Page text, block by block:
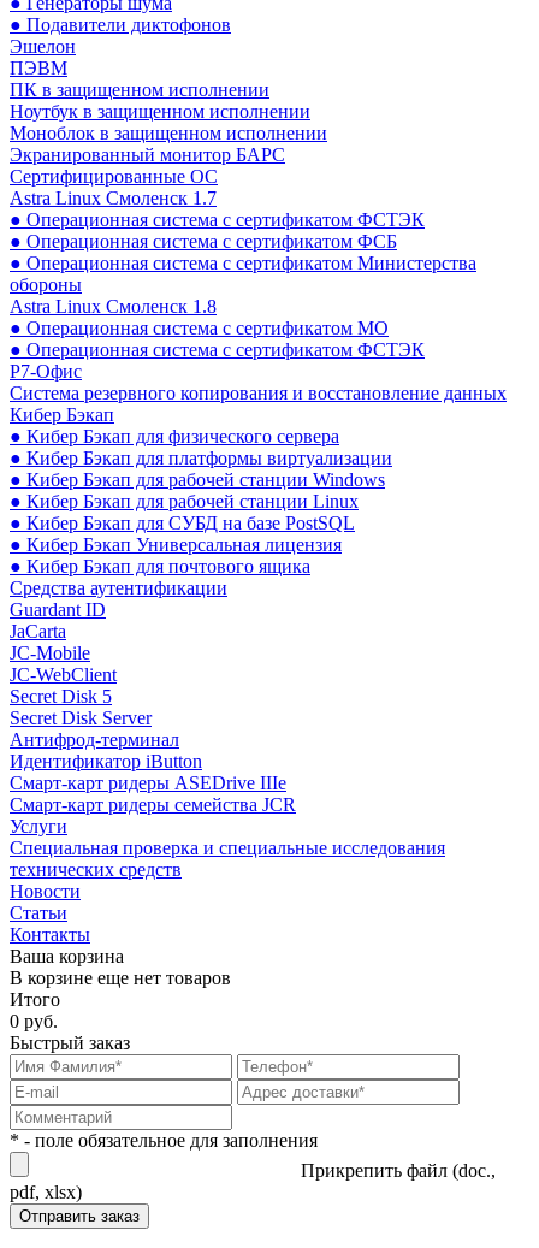
● Подавители диктофонов
Эшелон
ПЭВМ
ПК в защищенном исполнении
Ноутбук в защищенном исполнении
Моноблок в защищенном исполнении
Экранированный монитор БАРС
Сертифицированные ОС
Astra Linux Смоленск 1.7
● Операционная система с сертификатом ФСТЭК
● Операционная система с сертификатом ФСБ
● Операционная система с сертификатом Министерства
обороны
Astra Linux Смоленск 1.8
● Операционная система с сертификатом МО
● Операционная система с сертификатом ФСТЭК
Р7-Офис
Система резервного копирования и восстановление данных
Кибер Бэкап
● Кибер Бэкап для физического сервера
● Кибер Бэкап для платформы виртуализации
● Кибер Бэкап для рабочей станции Windows
● Кибер Бэкап для рабочей станции Linux
● Кибер Бэкап для СУБД на базе PostSQL
● Кибер Бэкап Универсальная лицензия
● Кибер Бэкап для почтового ящика
Средства аутентификации
Guardant ID
JaCarta
JC-Mobile
JC-WebClient
Secret Disk 5
Secret Disk Server
Антифрод-терминал
Идентификатор iButton
Смарт-карт ридеры ASEDrive IIIe
Смарт-карт ридеры семейства JCR
Услуги
Специальная проверка и специальные исследования
технических средств
Новости
Статьи
Контакты
Ваша корзина
В корзине еще нет товаров
Итого
0 руб.
Быстрый заказ
* - поле обязательное для заполнения
Прикрепить файл (doc.,
pdf, xlsx)